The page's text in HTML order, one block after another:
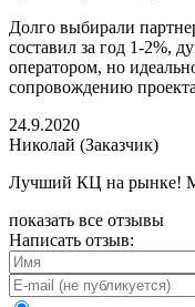
Долго выбирали
составил за год 1-2%,
оператором, но
сопровождению
24.9.2020
Николай (Заказчик)
Лучший КЦ на рынке!
показать все отзывы
Написать отзыв: